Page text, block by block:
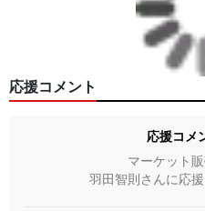
応援コメント
応援コ
マーケット
羽田智則さんに応